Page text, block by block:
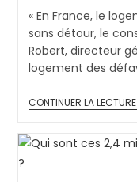
« En France, le
sans détour, le
Robert, directeur
logement des
CONTINUER LA LECTURE